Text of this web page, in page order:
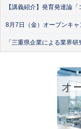
【講義紹介】発育発達論
8月7日（金）オープンキャ
「三重県企業による業界
オ